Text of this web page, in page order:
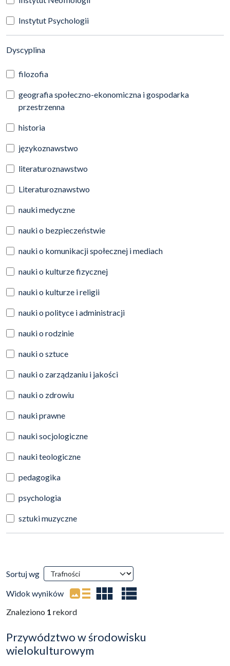
Instytut Psychologii
Dyscyplina(automatyczne przeładowanie treści)
filozofia
geografia społeczno-ekonomiczna i gospodarka
przestrzenna
historia
językoznawstwo
literaturoznawstwo
Literaturoznawstwo
nauki medyczne
nauki o bezpieczeństwie
nauki o komunikacji społecznej i mediach
nauki o kulturze fizycznej
nauki o kulturze i religii
nauki o polityce i administracji
nauki o rodzinie
nauki o sztuce
nauki o zarządzaniu i jakości
nauki o zdrowiu
nauki prawne
nauki socjologiczne
nauki teologiczne
pedagogika
psychologia
sztuki muzyczne
Wyniki wyszukiwania
Sortuj wg
(automatyczne przeładowanie treści)
Widok wyników
Znaleziono 1 rekord
Przywództwo w środowisku
wielokulturowym